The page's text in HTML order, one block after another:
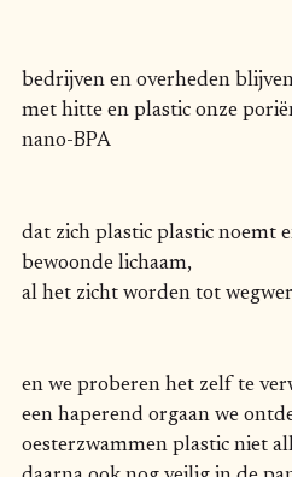
bedrijven en overheden
met hitte en plastic onze
nano-BPA
dat zich plastic plastic noemt
bewoonde lichaam,
al het zicht worden tot
en we proberen het zelf te
een haperend orgaan we
oesterzwammen plastic niet